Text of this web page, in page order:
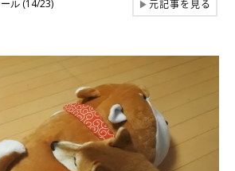
ル (14/23) ▶元記事を見る